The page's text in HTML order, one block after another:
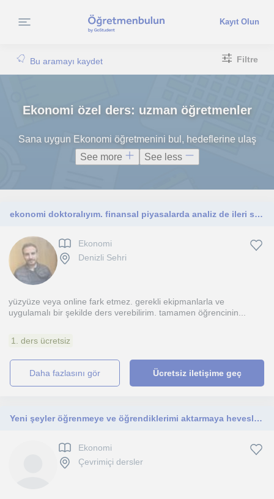
Kayıt Olun
Bu aramayı kaydet Filtre
Ekonomi özel ders: uzman öğretmenler
Sana uygun Ekonomi öğretmenini bul, hedeflerine ulaş
See more
See less
ekonomi doktoralıyım. finansal piyasalarda analiz de ileri seviyeyim.
Ekonomi
Denizli Sehri
yüzyüze veya online fark etmez. gerekli ekipmanlarla ve
uygulamalı bir şekilde ders verebilirim. tamamen öğrencinin...
1. ders ücretsiz
daha fazlasını gör Ücretsiz iletişime geç
Yeni şeyler öğrenmeye ve öğrendiklerimi aktarmaya hevesli birisiyim. Dersler, KPSS'ye hazırlanan öğrencilere yöneliktir.
Ekonomi
Çevrimiçi dersler